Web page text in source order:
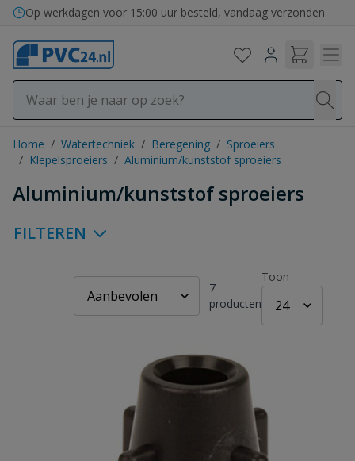
Ga naar de inhoud
Bezorging in binnen- en buitenland
Home / Watertechniek / Beregening / Sproeiers
/ Klepelsproeiers / Aluminium/kunststof sproeiers
Aluminium/kunststof sproeiers
FILTEREN
7
producten
Toon